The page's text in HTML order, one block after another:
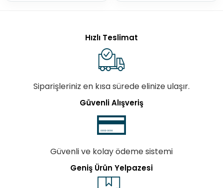
Hızlı Teslimat
Siparişleriniz en kısa sürede elinize ulaşır.
Güvenli Alışveriş
Güvenli ve kolay ödeme sistemi
Geniş Ürün Yelpazesi